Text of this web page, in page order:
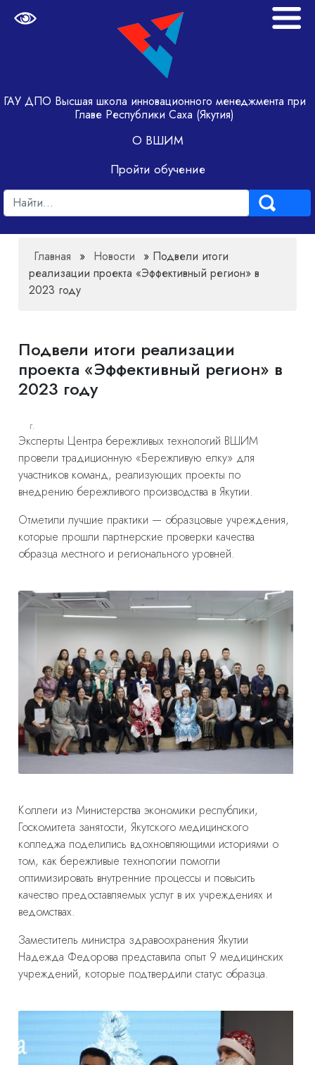
ГАУ ДПО Высшая школа инновационного менеджмента при
Главе Республики Саха (Якутия)
О ВШИМ
Пройти обучение
Главная » Новости » Подвели итоги
реализации проекта «Эффективный регион» в
2023 году
Подвели итоги реализации
проекта «Эффективный регион» в
2023 году
г.
Эксперты Центра бережливых технологий ВШИМ
провели традиционную «Бережливую елку» для
участников команд, реализующих проекты по
внедрению бережливого производства в Якутии.
Отметили лучшие практики — образцовые учреждения,
которые прошли партнерские проверки качества
образца местного и регионального уровней.
Коллеги из Министерства экономики республики,
Госкомитета занятости, Якутского медицинского
колледжа поделились вдохновляющими историями о
том, как бережливые технологии помогли
оптимизировать внутренние процессы и повысить
качество предоставляемых услуг в их учреждениях и
ведомствах.
⁣Заместитель министра здравоохранения Якутии
Надежда Федорова представила опыт 9 медицинских
учреждений, которые подтвердили статус образца.